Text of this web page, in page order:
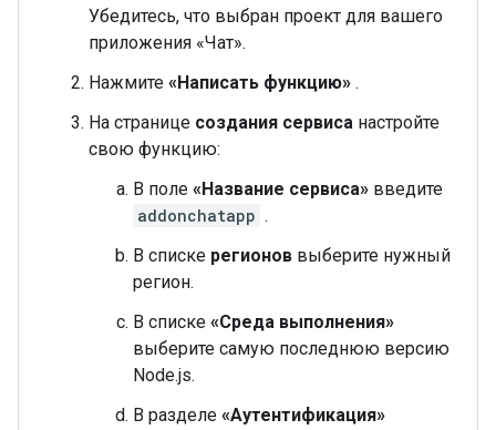
Убедитесь, что выбран проект для вашего
приложения «Чат».
Нажмите «Написать функцию» .
На странице создания сервиса настройте
свою функцию:
В поле «Название сервиса» введите
addonchatapp .
В списке регионов выберите нужный
регион.
В списке «Среда выполнения»
выберите самую последнюю версию
Node.js.
В разделе «Аутентификация»